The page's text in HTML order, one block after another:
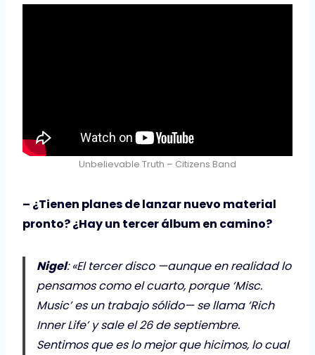
Unbelievable Truth – Citizens Band
– ¿Tienen planes de lanzar nuevo material
pronto? ¿Hay un tercer álbum en camino?
Nigel: «El tercer disco —aunque en realidad lo
pensamos como el cuarto, porque ‘Misc.
Music’ es un trabajo sólido— se llama ‘Rich
Inner Life’ y sale el 26 de septiembre.
Sentimos que es lo mejor que hicimos, lo cual